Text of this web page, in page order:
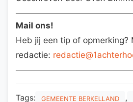
Mail ons!
Heb jij een tip of opmerking?
redactie:
Tags: GEMEENTE BERKELLAND ,